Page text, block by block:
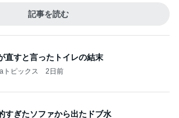
記事を読む
直すと言ったトイレの結末
トピックス 2日前
すぎたソファから出たドブ水